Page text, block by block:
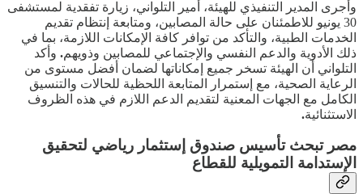
وأجرى المدير التنفيذي للهيئة، أمير التلواني، زيارة تفقدية لمستشفى
30 يونيو للاطمئنان على حالة المصابين، ومتابعة إنتظام تقديم
الخدمات الطبية، والتأكد من توافر كافة الإمكانات اللازمة، بما في
ذلك الأدوية والدعم النفسي والإجتماعي للمصابين وذويهم. وأكد
التلواني أن الهيئة تسخر جميع إمكاناتها لضمان أفضل مستوى من
الرعاية الصحية، مع إستمرار المتابعة اللحظية للحالات والتنسيق
الكامل مع الجهات المعنية لتقديم الدعم اللازم في هذه الظروف
الاستثنائية.
مصر تبحث تأسيس صندوق إستثمار رياضي لتحقيق
الإستدامة التمويلية للقطاع